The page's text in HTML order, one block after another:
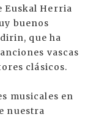
Euskal Herria
buenos
que ha
vascas
clásicos.
musicales en
nuestra